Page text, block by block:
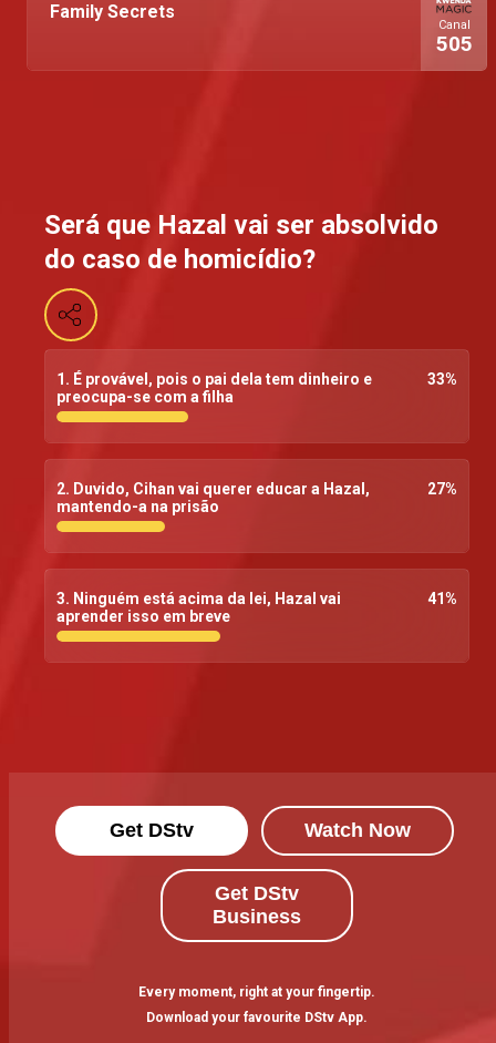
Family Secrets
Canal
505
Será que Hazal vai ser absolvido
do caso de homicídio?
1. É provável, pois o pai dela tem dinheiro e
preocupa-se com a filha
33%
2. Duvido, Cihan vai querer educar a Hazal,
mantendo-a na prisão
27%
3. Ninguém está acima da lei, Hazal vai
aprender isso em breve
41%
Get DStv Watch Now
Get DStv
Business
Every moment, right at your fingertip.
Download your favourite DStv App.